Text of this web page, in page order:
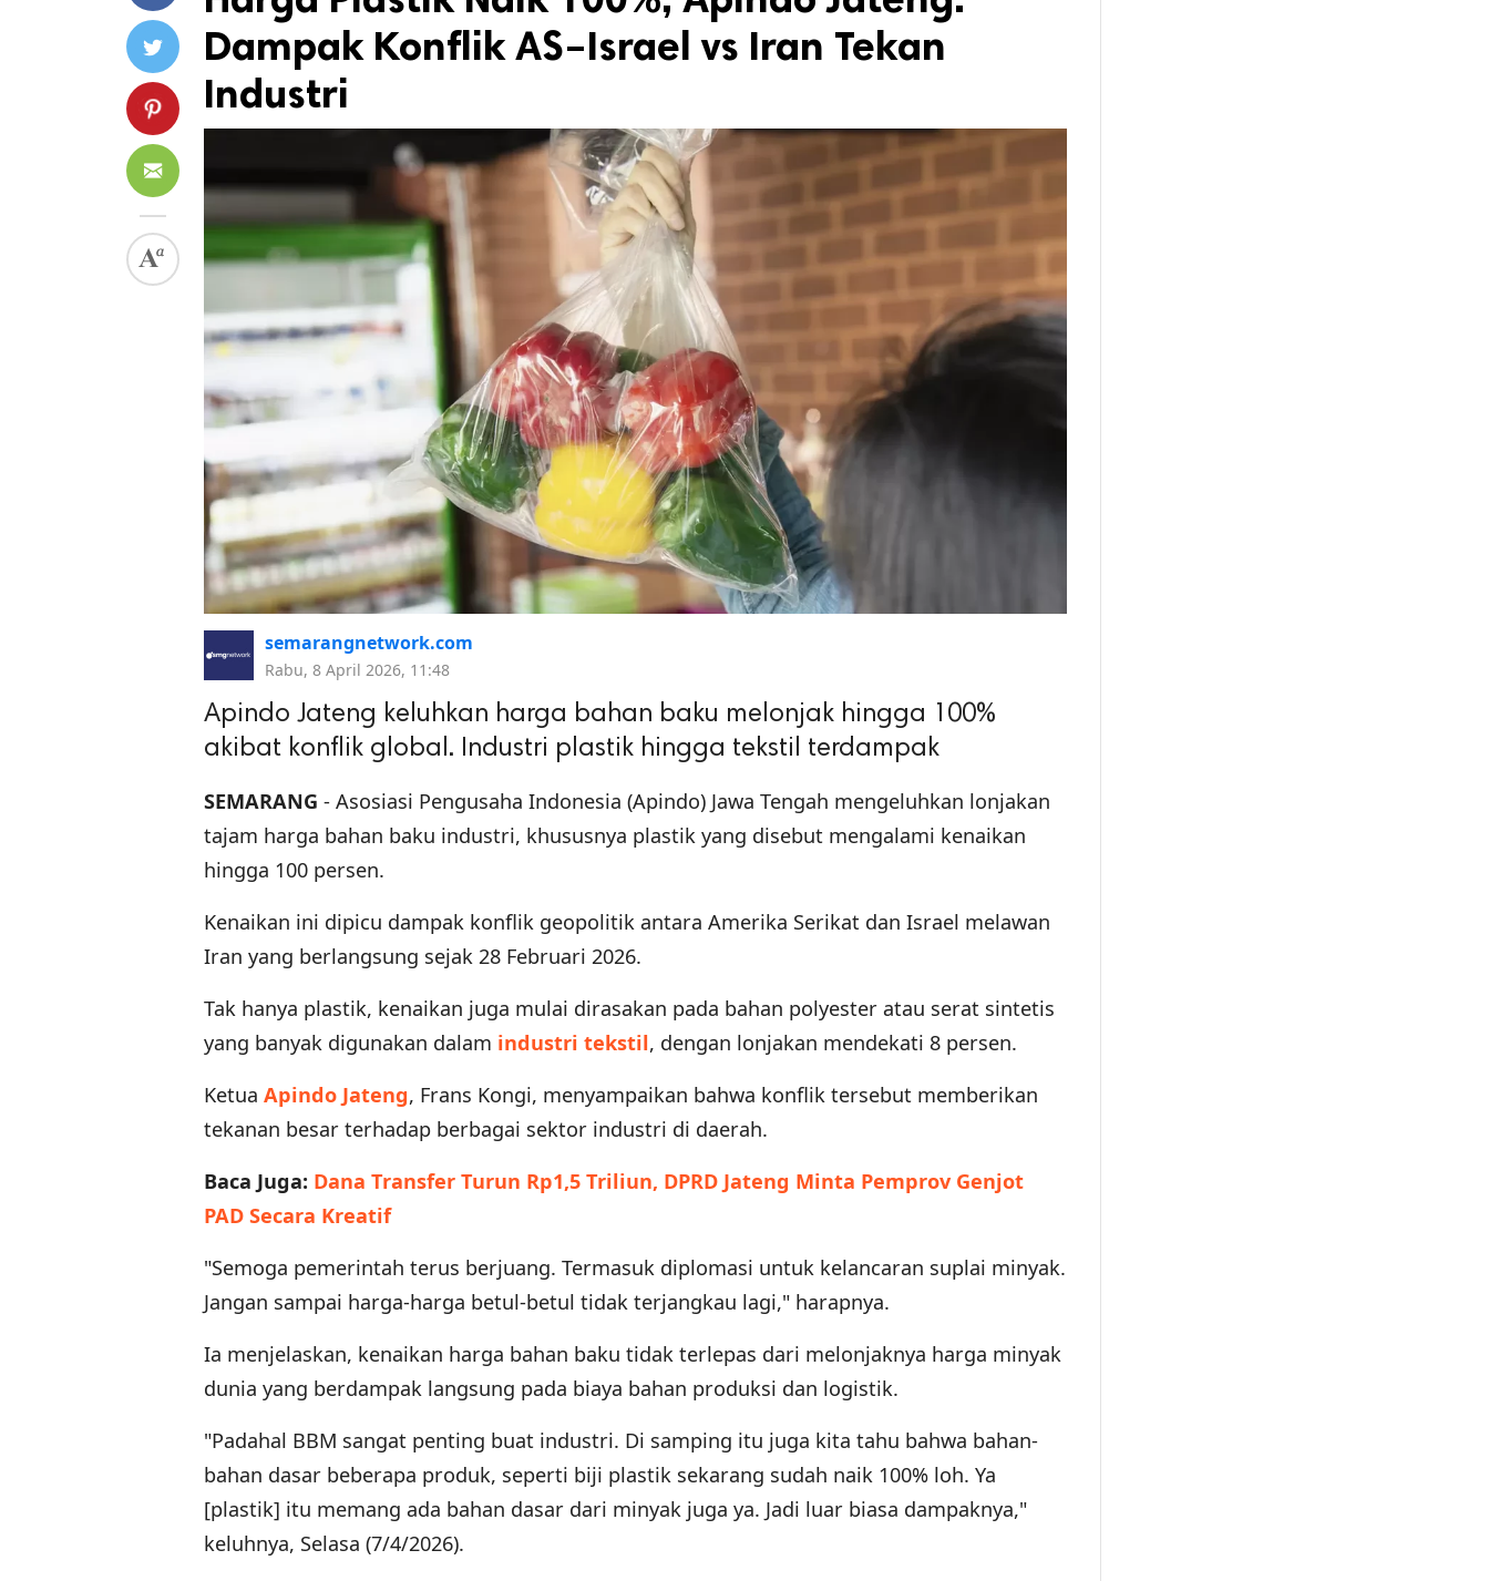
Dampak Konflik AS–Israel vs Iran Tekan
Industri
semarangnetwork.com
Rabu, 8 April 2026, 11:48
Apindo Jateng keluhkan harga bahan baku melonjak hingga 100%
akibat konflik global. Industri plastik hingga tekstil terdampak
SEMARANG - Asosiasi Pengusaha Indonesia (Apindo) Jawa Tengah mengeluhkan lonjakan
tajam harga bahan baku industri, khususnya plastik yang disebut mengalami kenaikan
hingga 100 persen.
Kenaikan ini dipicu dampak konflik geopolitik antara Amerika Serikat dan Israel melawan
Iran yang berlangsung sejak 28 Februari 2026.
Tak hanya plastik, kenaikan juga mulai dirasakan pada bahan polyester atau serat sintetis
yang banyak digunakan dalam industri tekstil, dengan lonjakan mendekati 8 persen.
Ketua Apindo Jateng, Frans Kongi, menyampaikan bahwa konflik tersebut memberikan
tekanan besar terhadap berbagai sektor industri di daerah.
Baca Juga: Dana Transfer Turun Rp1,5 Triliun, DPRD Jateng Minta Pemprov Genjot
PAD Secara Kreatif
"Semoga pemerintah terus berjuang. Termasuk diplomasi untuk kelancaran suplai minyak.
Jangan sampai harga-harga betul-betul tidak terjangkau lagi," harapnya.
Ia menjelaskan, kenaikan harga bahan baku tidak terlepas dari melonjaknya harga minyak
dunia yang berdampak langsung pada biaya bahan produksi dan logistik.
"Padahal BBM sangat penting buat industri. Di samping itu juga kita tahu bahwa bahan-
bahan dasar beberapa produk, seperti biji plastik sekarang sudah naik 100% loh. Ya
[plastik] itu memang ada bahan dasar dari minyak juga ya. Jadi luar biasa dampaknya,"
keluhnya, Selasa (7/4/2026).